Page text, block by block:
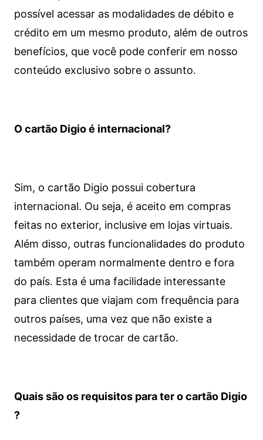
possível acessar as modalidades de débito e
crédito em um mesmo produto, além de outros
benefícios, que você pode conferir em nosso
conteúdo exclusivo sobre o assunto.
O cartão Digio é internacional?
Sim, o cartão Digio possui cobertura
internacional. Ou seja, é aceito em compras
feitas no exterior, inclusive em lojas virtuais.
Além disso, outras funcionalidades do produto
também operam normalmente dentro e fora
do país. Esta é uma facilidade interessante
para clientes que viajam com frequência para
outros países, uma vez que não existe a
necessidade de trocar de cartão.
Quais são os requisitos para ter o cartão Digio
?